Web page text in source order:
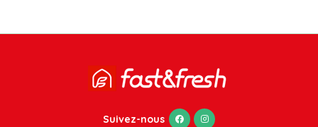
Suivez-nous